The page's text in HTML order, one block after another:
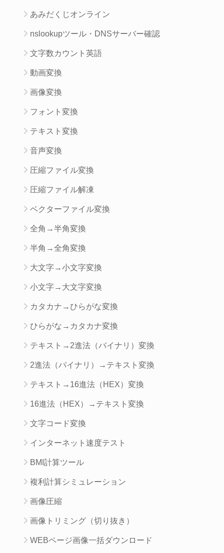
あみだくじオンライン
nslookupツール・DNSサーバー確認
文字数カウント英語
動画変換
画像変換
フォント変換
テキスト変換
音声変換
圧縮ファイル変換
圧縮ファイル解凍
ベクターファイル変換
全角→半角変換
半角→全角変換
大文字→小文字変換
小文字→大文字変換
カタカナ→ひらがな変換
ひらがな→カタカナ変換
テキスト→2進法（バイナリ）変換
2進法（バイナリ）→テキスト変換
テキスト→16進法（HEX）変換
16進法（HEX）→テキスト変換
文字コード変換
インターネット速度テスト
BMI計算ツール
複利計算シミュレーション
画像圧縮
画像トリミング（切り抜き）
WEBページ画像一括ダウンロード